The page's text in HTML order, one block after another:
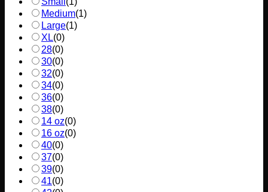
Medium(1)
Large(1)
XL(0)
28(0)
30(0)
32(0)
34(0)
36(0)
38(0)
14 oz(0)
16 oz(0)
40(0)
37(0)
39(0)
41(0)